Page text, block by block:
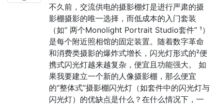
不久前，交流供电的摄影棚灯是进行严肃的摄
影棚摄影的唯一选择，而低成本的入门套装
（如“ 两个Monolight Portrait Studio套件” ¹）
是每个附近照相馆的固定装置。随着数字革命
和消费类摄影的爆炸式增长，闪光灯形式的²便
携式闪光灯越来越复杂，便宜且功能强大。 如
果我要建立一个新的人像摄影棚，那么便宜
的“整体式”摄影棚闪光灯（如套件中的闪光灯与
闪光灯）的优缺点是什么？在什么情况下，一